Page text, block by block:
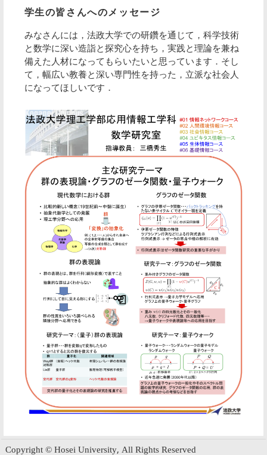
学生の皆さんへのメッセージ
みなさんには，法政大学での研鑽を通じて，科学技術
と数学に深い造詣と探究心を持ち，実践と理論を兼ね
備えた人材になってもらいたいと思っています．そし
て，幅広い教養と深い専門性を持った，立派な社会人
になってほしいです．
Copyright © Hosei University, All Rights Reserved